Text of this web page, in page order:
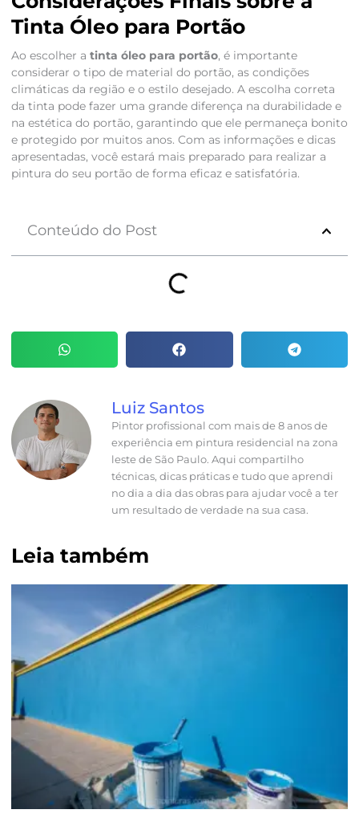
Tinta Óleo para Portão
Ao escolher a tinta óleo para portão, é importante
considerar o tipo de material do portão, as condições
climáticas da região e o estilo desejado. A escolha correta
da tinta pode fazer uma grande diferença na durabilidade e
na estética do portão, garantindo que ele permaneça bonito
e protegido por muitos anos. Com as informações e dicas
apresentadas, você estará mais preparado para realizar a
pintura do seu portão de forma eficaz e satisfatória.
Conteúdo do Post
Luiz Santos
Pintor profissional com mais de 8 anos de
experiência em pintura residencial na zona
leste de São Paulo. Aqui compartilho
técnicas, dicas práticas e tudo que aprendi
no dia a dia das obras para ajudar você a ter
um resultado de verdade na sua casa.
Leia também